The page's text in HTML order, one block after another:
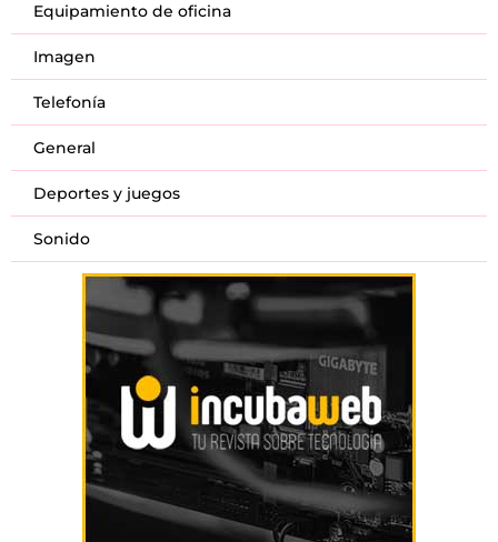
Equipamiento de oficina
Imagen
Telefonía
General
Deportes y juegos
Sonido